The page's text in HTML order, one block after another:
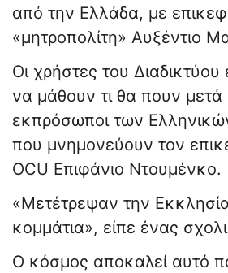
από την Ελλάδα, με
«μητροπολίτη» Αυξέντιο
Οι χρήστες του Διαδικτύου
να μάθουν τι θα πουν μετά
εκπρόσωποι των
που μνημονεύουν τον
OCU Επιφάνιο Ντουμένκο.
«Μετέτρεψαν την
κομμάτια», είπε ένας
Ο κόσμος αποκαλεί αυτό